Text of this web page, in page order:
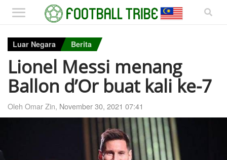
Luar Negara Berita
Lionel Messi menang
Ballon d’Or buat kali ke-7
Oleh Omar Zin, November 30, 2021 07:41